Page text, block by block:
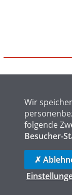
FAQ
Wir
folgende
Besucher-
✗